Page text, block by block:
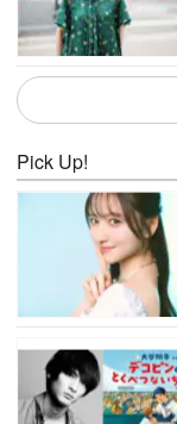
Pick Up!